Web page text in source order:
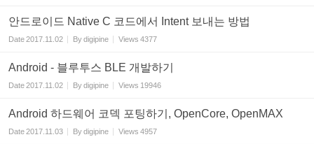
안드로이드 Native C 코드에서 Intent 보내는 방법
Date2017.11.02 Bydigipine Views 4377
Android - 블루투스 BLE 개발하기
Date2017.11.02 Bydigipine Views 19946
Android 하드웨어 코덱 포팅하기, OpenCore, OpenMAX
Date2017.11.03 Bydigipine Views 4957